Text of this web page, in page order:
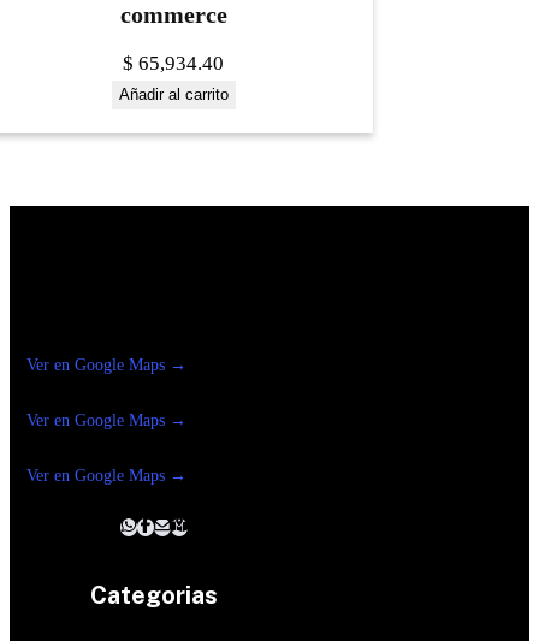
commerce
$ 65,934.40
Añadir al carrito
Ver en Google Maps →
Ver en Google Maps →
Ver en Google Maps →
Categorias